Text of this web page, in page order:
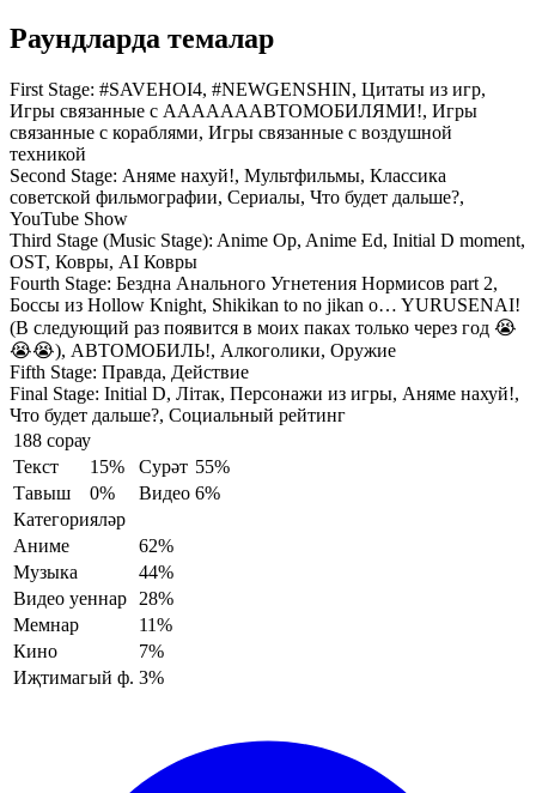
Раундларда темалар
First Stage: #SAVEHOI4, #NEWGENSHIN, Цитаты из игр,
Игры связанные с АААААААВТОМОБИЛЯМИ!, Игры
связанные с кораблями, Игры связанные с воздушной
техникой
Second Stage: Аняме нахуй!, Мультфильмы, Классика
советской фильмографии, Сериалы, Что будет дальше?,
YouTube Show
Third Stage (Music Stage): Anime Op, Anime Ed, Initial D moment,
OST, Ковры, AI Ковры
Fourth Stage: Бездна Анального Угнетения Нормисов part 2,
Боссы из Hollow Knight, Shikikan to no jikan o… YURUSENAI!
(В следующий раз появится в моих паках только через год 😭
😭😭), АВТОМОБИЛЬ!, Алкоголики, Оружие
Fifth Stage: Правда, Действие
Final Stage: Initial D, Лiтак, Персонажи из игры, Аняме нахуй!,
Что будет дальше?, Социальный рейтинг
188 сорау
Текст
15% Сурәт 55%
Тавыш
0% Видео 6%
Категорияләр
Аниме
62%
Музыка
44%
Видео уеннар
28%
Мемнар
11%
Кино
7%
Иҗтимагый ф. 3%